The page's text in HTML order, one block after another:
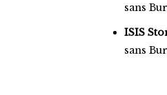
sans
ISIS
sans